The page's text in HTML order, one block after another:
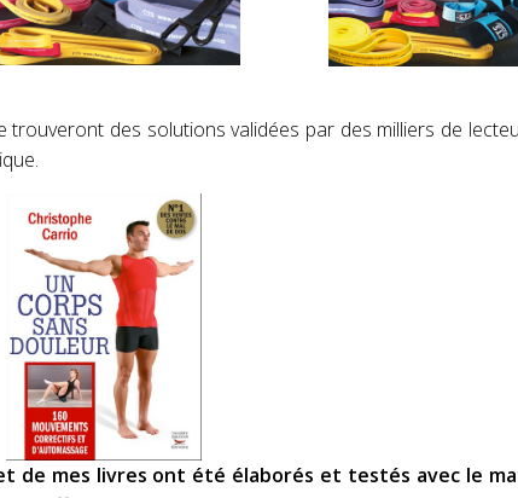
des solutions validées par des milliers de
de mes livres ont été élaborés et testés avec le